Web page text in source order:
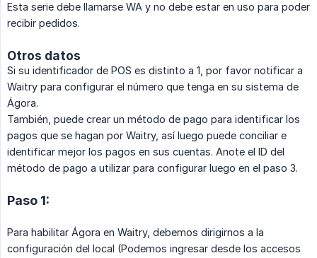
Esta serie debe llamarse WA y no debe estar en uso para poder
recibir pedidos.
Otros datos
Si su identificador de POS es distinto a 1, por favor notificar a
Waitry para configurar el número que tenga en su sistema de
Ágora.
También, puede crear un método de pago para identificar los
pagos que se hagan por Waitry, así luego puede conciliar e
identificar mejor los pagos en sus cuentas. Anote el ID del
método de pago a utilizar para configurar luego en el paso 3.
Paso 1:
Para habilitar Ágora en Waitry, debemos dirigirnos a la
configuración del local (Podemos ingresar desde los accesos